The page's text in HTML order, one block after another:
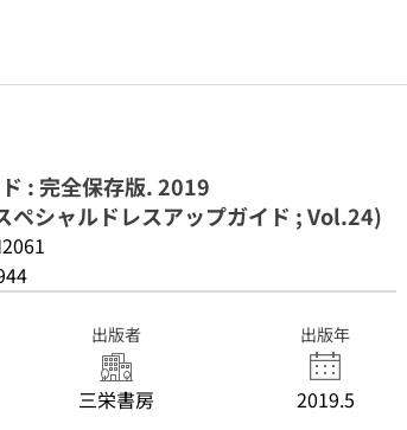
: 完全保存版. 2019
ペシャルドレスアップガイド ; Vol.24)
出版者
三栄書房
出版年
2019.5